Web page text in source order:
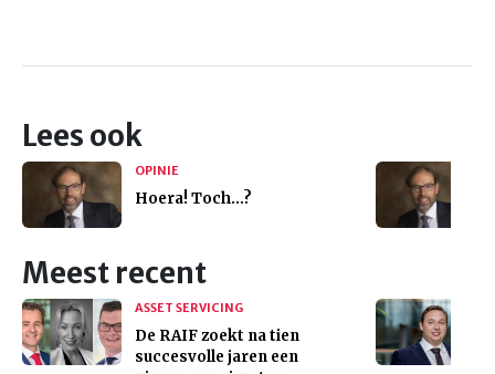
Lees ook
OPINIE
Hoera! Toch…?
Meest recent
ASSET SERVICING
De RAIF zoekt na tien
succesvolle jaren een